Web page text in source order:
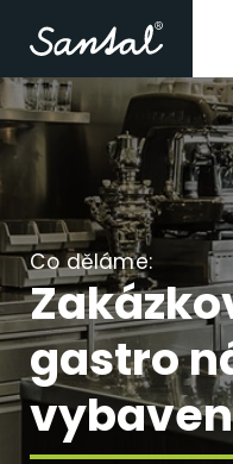
Co děláme:
gastro